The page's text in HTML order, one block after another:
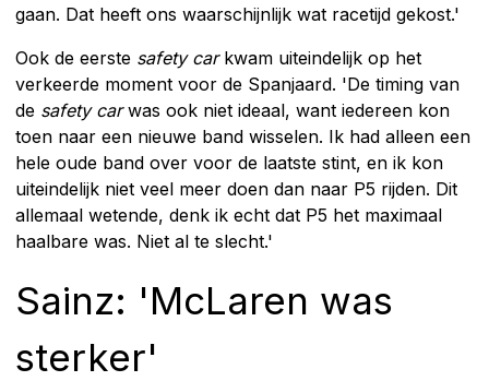
gaan. Dat heeft ons waarschijnlijk wat racetijd gekost.'
Ook de eerste safety car kwam uiteindelijk op het
verkeerde moment voor de Spanjaard. 'De timing van
de safety carwas ook niet ideaal, want iedereen kon
toen naar een nieuwe band wisselen. Ik had alleen een
hele oude band over voor de laatste stint, en ik kon
uiteindelijk niet veel meer doen dan naar P5 rijden. Dit
allemaal wetende, denk ik echt dat P5 het maximaal
haalbare was. Niet al te slecht.'
Sainz: 'McLaren was
sterker'